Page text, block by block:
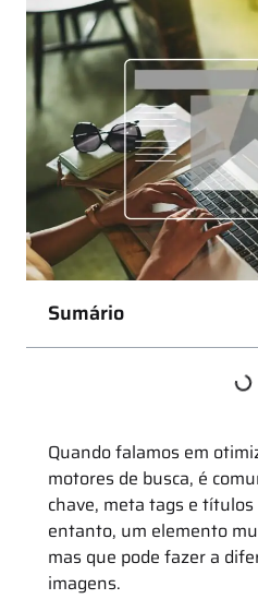
Sumário
Quando falamos em
motores de busca, é
chave, meta tags e
entanto, um elemento
mas que pode fazer a
imagens.